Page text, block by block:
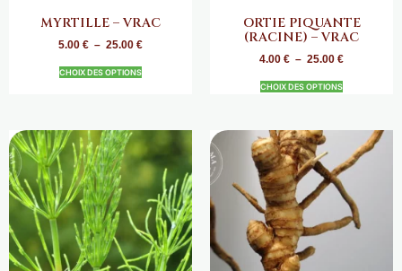
MYRTILLE – VRAC
5.00 € – 25.00 €
CHOIX DES OPTIONS
ORTIE PIQUANTE
(RACINE) – VRAC
4.00 € – 25.00 €
CHOIX DES OPTIONS